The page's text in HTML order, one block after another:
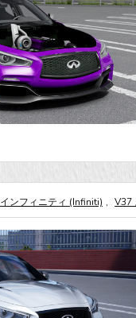
インフィニティ (Infiniti) , V37